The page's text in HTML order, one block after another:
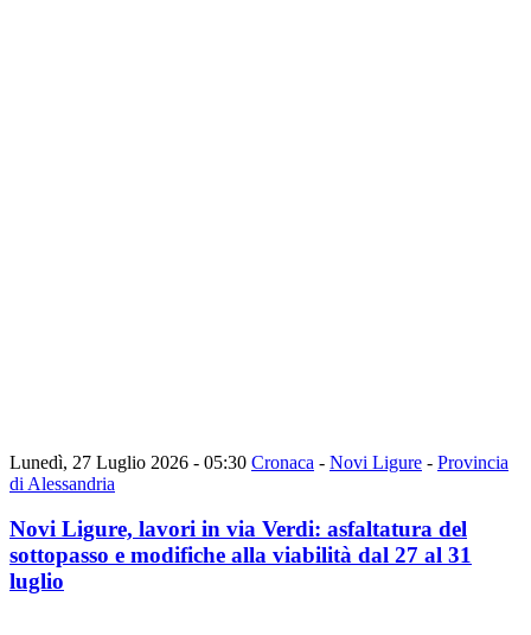
Lunedì, 27 Luglio 2026 - 05:30 Cronaca - Novi Ligure - Provincia
di Alessandria
Novi Ligure, lavori in via Verdi: asfaltatura del
sottopasso e modifiche alla viabilità dal 27 al 31
luglio